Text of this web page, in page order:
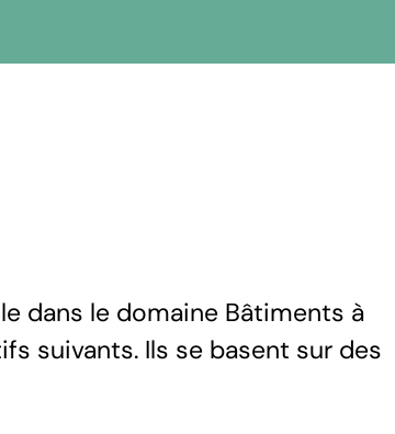
dans le domaine Bâtiments à
suivants. Ils se basent sur des